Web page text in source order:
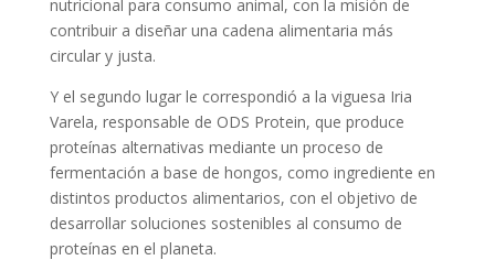
nutricional para consumo animal, con la misión de
contribuir a diseñar una cadena alimentaria más
circular y justa.
Y el segundo lugar le correspondió a la viguesa Iria
Varela, responsable de ODS Protein, que produce
proteínas alternativas mediante un proceso de
fermentación a base de hongos, como ingrediente en
distintos productos alimentarios, con el objetivo de
desarrollar soluciones sostenibles al consumo de
proteínas en el planeta.